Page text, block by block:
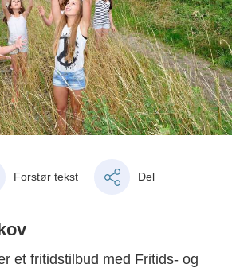
Forstør tekst Del
et fritidstilbud med Fritids- og